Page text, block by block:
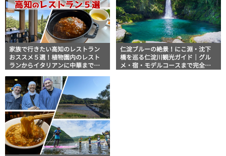
家族で行きたい高知のレストラン
おススメ５選！植物園内のレスト
ランからイタリアンに中華まで楽
仁淀ブルーの絶景！にこ淵・沈下
橋を巡る仁淀川観光ガイド｜グル
メ・宿・モデルコースまで完全網